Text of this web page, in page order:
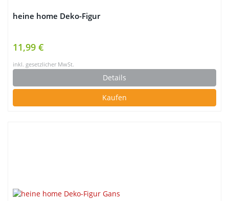
heine home Deko-Figur
11,99 €
inkl. gesetzlicher MwSt.
Details
Kaufen